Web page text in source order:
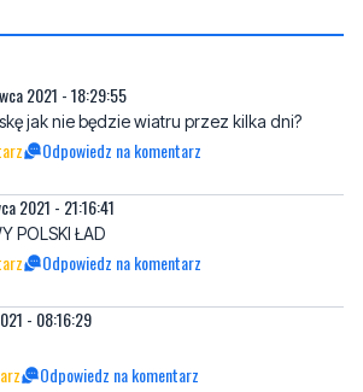
jak nie będzie wiatru przez kilka dni?
2021 - 21:16:41
POLSKI ŁAD
- 08:16:29
2021 - 08:17:44
droższe od lądowych. Jak już by nie było